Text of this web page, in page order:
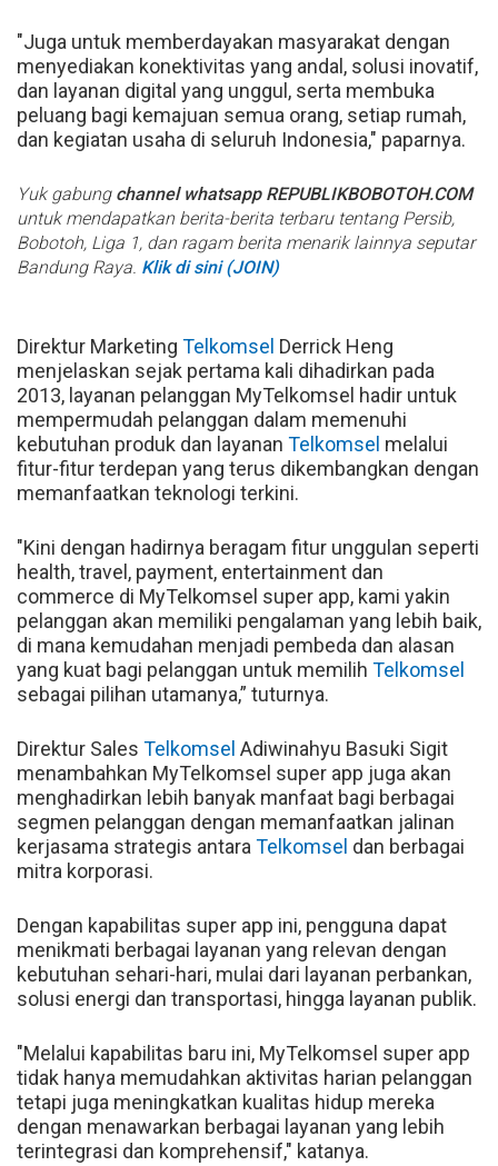
"Juga untuk memberdayakan masyarakat dengan
menyediakan konektivitas yang andal, solusi inovatif,
dan layanan digital yang unggul, serta membuka
peluang bagi kemajuan semua orang, setiap rumah,
dan kegiatan usaha di seluruh Indonesia," paparnya.
Yuk gabung channel whatsapp REPUBLIKBOBOTOH.COM
untuk mendapatkan berita-berita terbaru tentang Persib,
Bobotoh, Liga 1, dan ragam berita menarik lainnya seputar
Bandung Raya. Klik di sini (JOIN)
Direktur Marketing Telkomsel Derrick Heng
menjelaskan sejak pertama kali dihadirkan pada
2013, layanan pelanggan MyTelkomsel hadir untuk
mempermudah pelanggan dalam memenuhi
kebutuhan produk dan layanan Telkomsel melalui
fitur-fitur terdepan yang terus dikembangkan dengan
memanfaatkan teknologi terkini.
"Kini dengan hadirnya beragam fitur unggulan seperti
health, travel, payment, entertainment dan
commerce di MyTelkomsel super app, kami yakin
pelanggan akan memiliki pengalaman yang lebih baik,
di mana kemudahan menjadi pembeda dan alasan
yang kuat bagi pelanggan untuk memilih Telkomsel
sebagai pilihan utamanya,” tuturnya.
Direktur Sales Telkomsel Adiwinahyu Basuki Sigit
menambahkan MyTelkomsel super app juga akan
menghadirkan lebih banyak manfaat bagi berbagai
segmen pelanggan dengan memanfaatkan jalinan
kerjasama strategis antara Telkomsel dan berbagai
mitra korporasi.
Dengan kapabilitas super app ini, pengguna dapat
menikmati berbagai layanan yang relevan dengan
kebutuhan sehari-hari, mulai dari layanan perbankan,
solusi energi dan transportasi, hingga layanan publik.
"Melalui kapabilitas baru ini, MyTelkomsel super app
tidak hanya memudahkan aktivitas harian pelanggan
tetapi juga meningkatkan kualitas hidup mereka
dengan menawarkan berbagai layanan yang lebih
terintegrasi dan komprehensif," katanya.